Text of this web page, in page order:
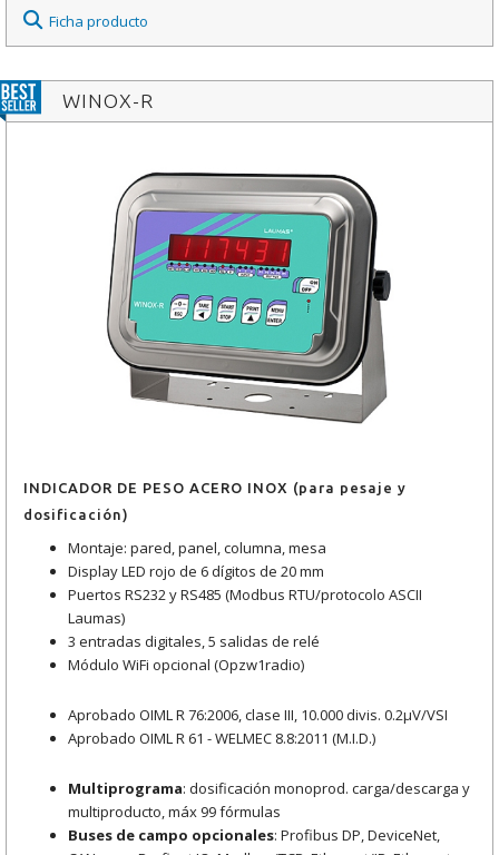
Ficha producto
WINOX-R
INDICADOR DE PESO ACERO INOX (para pesaje y
dosificación)
Montaje: pared, panel, columna, mesa
Display LED rojo de 6 dígitos de 20 mm
Puertos RS232 y RS485 (Modbus RTU/protocolo ASCII
Laumas)
3 entradas digitales, 5 salidas de relé
Módulo WiFi opcional (Opzw1radio)
Aprobado OIML R 76:2006, clase III, 10.000 divis. 0.2μV/VSI
Aprobado OIML R 61 - WELMEC 8.8:2011 (M.I.D.)
Multiprograma: dosificación monoprod. carga/descarga y
multiproducto, máx 99 fórmulas
Buses de campo opcionales: Profibus DP, DeviceNet,